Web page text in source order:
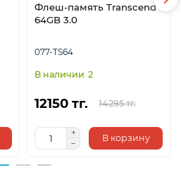
Флеш-память Transcend
64GB 3.0
077-TS64
2
12150 тг. 14295 тг.
В корзину